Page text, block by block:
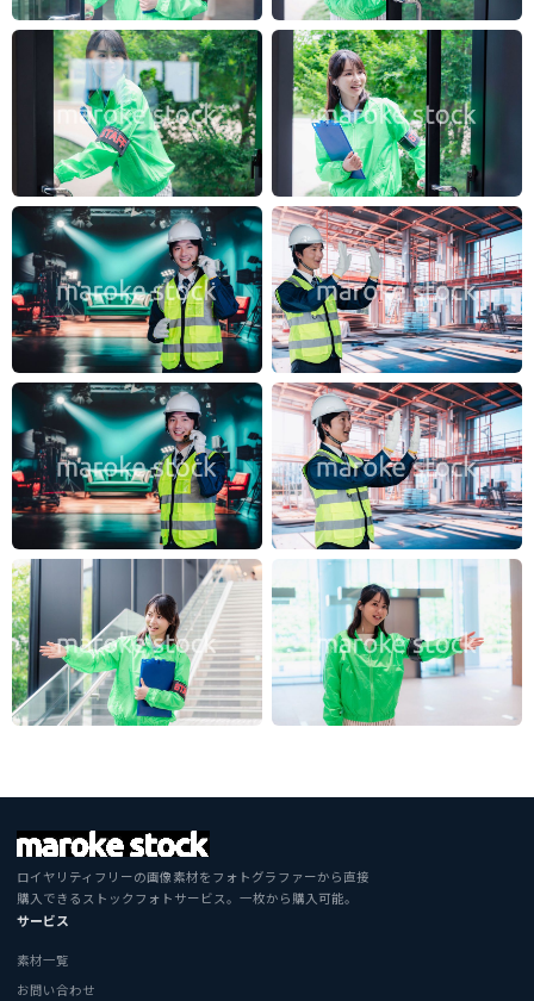
ロイヤリティフリーの画像素材をフォトグラファーから直接
購入できるストックフォトサービス。一枚から購入可能。
サービス
素材一覧
お問い合わせ